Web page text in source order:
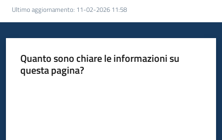
Ultimo aggiornamento: 11-02-2026 11:58
Quanto sono chiare le informazioni su
questa pagina?